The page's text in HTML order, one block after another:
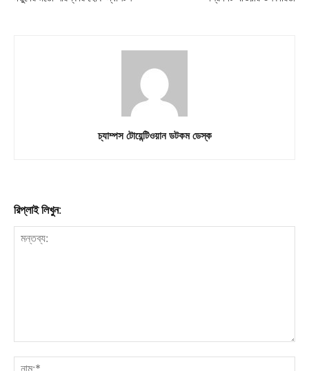
চ্যাম্পস টোয়েন্টিওয়ান ডটকম ডেস্ক
রিপ্লাই লিখুন: